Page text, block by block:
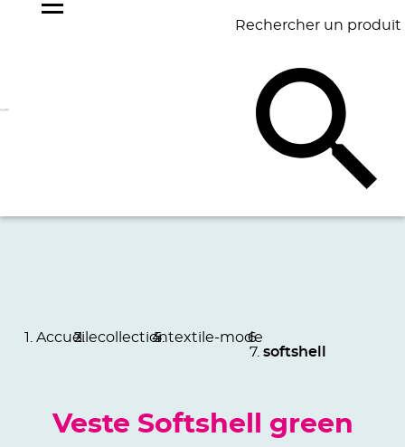
Rechercher un produit
BAGAGERIE BUREAU
Accueil ecollectiontextile-mode
softshell
Veste Softshell green